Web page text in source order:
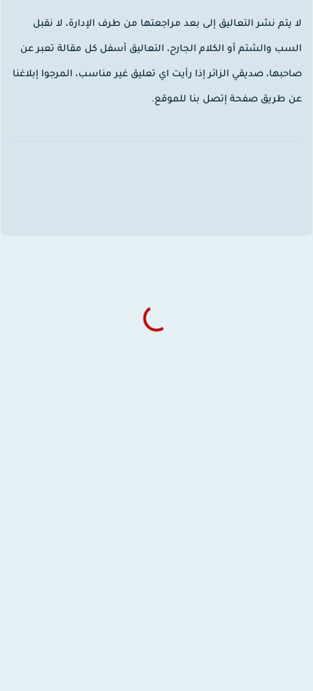
يتم نشر التعاليق إلى بعد مراجعتها من طرف الإدارة، لا نقبل
والشتم أو الكلام الجارح، التعاليق أسفل كل مقالة تعبر عن
صديقي الزائر إذا رأيت اي تعليق غير مناسب، المرجوا إبلاغنا
طريق صفحة إتصل بنا للموقع.